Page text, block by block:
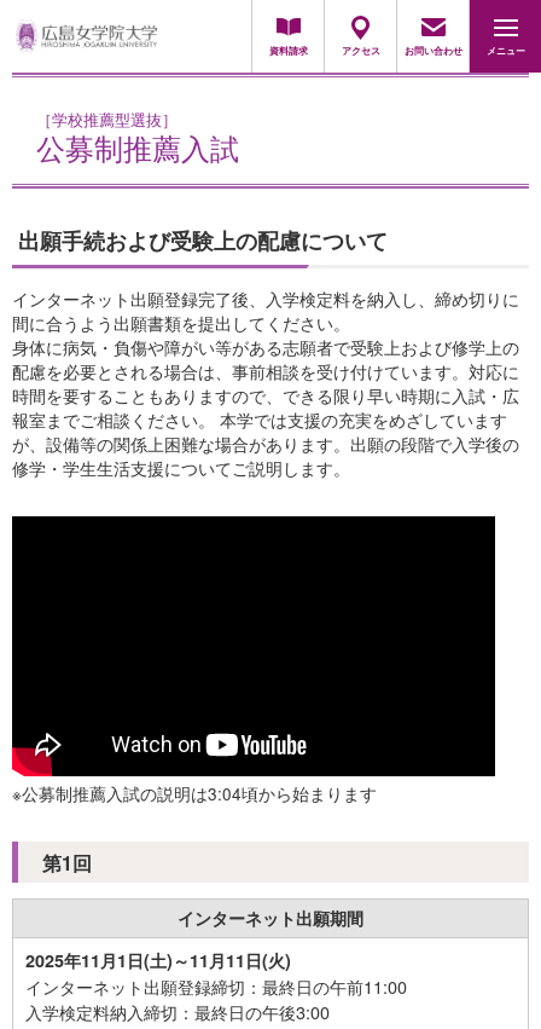
資料請求 アクセス お問い合わせ メニュー
採用担当の方
［学校推薦型選抜］
公募制推薦入試
出願手続および受験上の配慮について
インターネット出願登録完了後、入学検定料を納入し、締め切りに
間に合うよう出願書類を提出してください。
身体に病気・負傷や障がい等がある志願者で受験上および修学上の
配慮を必要とされる場合は、事前相談を受け付けています。対応に
時間を要することもありますので、できる限り早い時期に入試・広
報室までご相談ください。 本学では支援の充実をめざしています
が、設備等の関係上困難な場合があります。出願の段階で入学後の
修学・学生生活支援についてご説明します。
※公募制推薦入試の説明は3:04頃から始まります
第1回
インターネット出願期間
2025年11月1日(土)～11月11日(火)
インターネット出願登録締切：最終日の午前11:00
入学検定料納入締切：最終日の午後3:00